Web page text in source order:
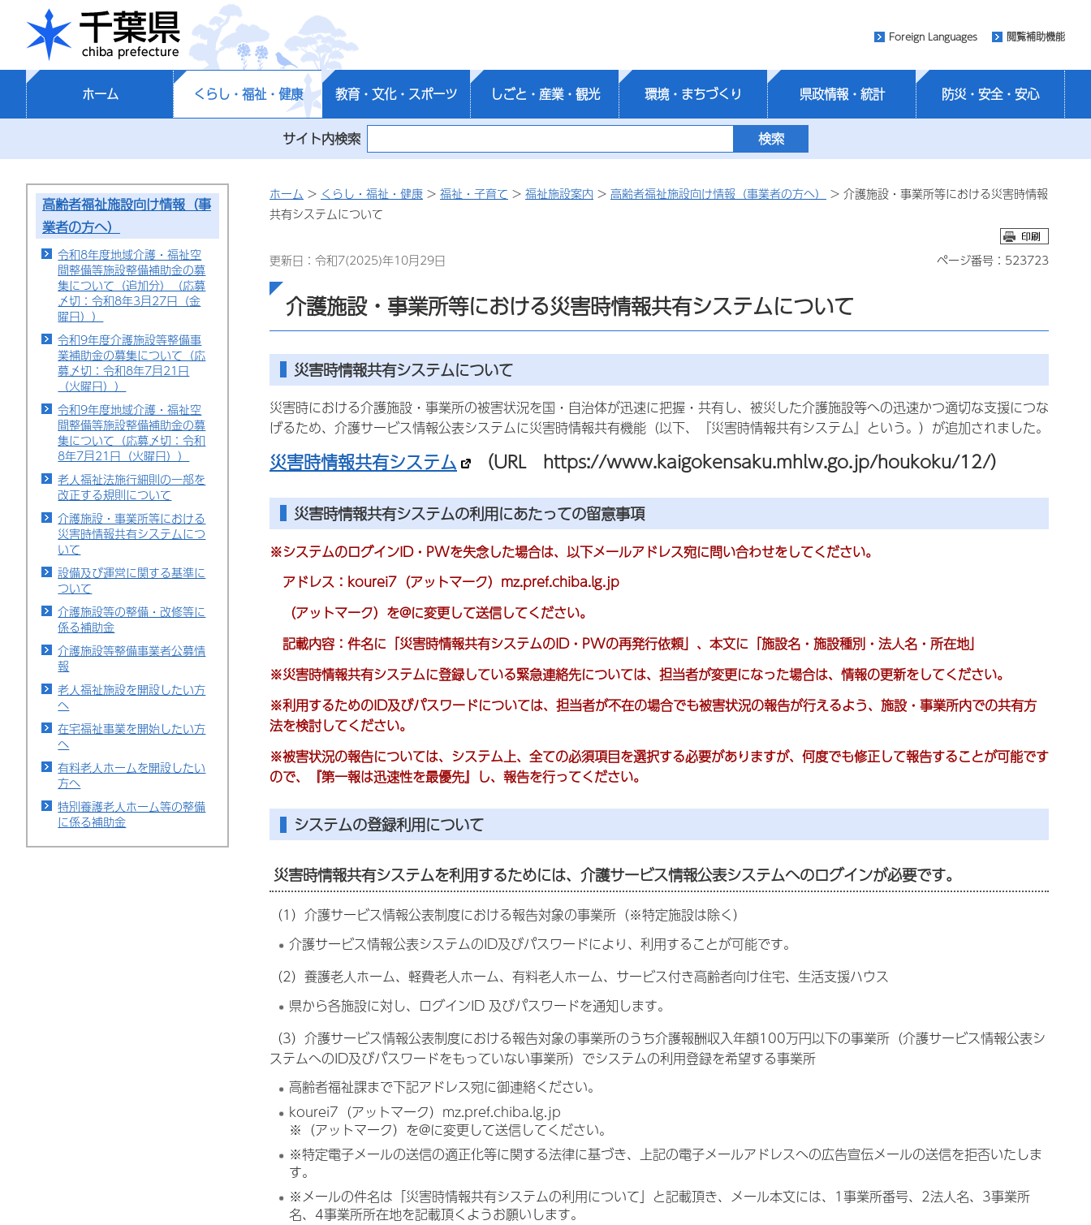
千葉県
Foreign Languages 閲覧補助機能
ホーム くらし・福祉・健康 教育・文化・スポーツ しごと・産業・観光 環境・まちづくり 県政情報・統計 防災・安全・安心
サイト内検索
高齢者福祉施設向け情報（事
業者の方へ）
令和8年度地域介護・福祉空
間整備等施設整備補助金の募
集について（追加分）（応募
〆切：令和8年3月27日（金
曜日））
令和9年度介護施設等整備事
業補助金の募集について（応
募〆切：令和8年7月21日
（火曜日））
令和9年度地域介護・福祉空
間整備等施設整備補助金の募
集について（応募〆切：令和
8年7月21日（火曜日））
老人福祉法施行細則の一部を
改正する規則について
介護施設・事業所等における
災害時情報共有システムにつ
いて
設備及び運営に関する基準に
ついて
介護施設等の整備・改修等に
係る補助金
介護施設等整備事業者公募情
報
老人福祉施設を開設したい方
へ
在宅福祉事業を開始したい方
へ
有料老人ホームを開設したい
方へ
特別養護老人ホーム等の整備
に係る補助金
ホーム > くらし・福祉・健康 > 福祉・子育て > 福祉施設案内 > 高齢者福祉施設向け情報（事業者の方へ）
> 介護施設・事業所等における災害時情報
共有システムについて
更新日：令和7(2025)年10月29日 ページ番号：523723
介護施設・事業所等における災害時情報共有システムについて
災害時情報共有システムについて
災害時における介護施設・事業所の被害状況を国・自治体が迅速に把握・共有し、被災した介護施設等への迅速かつ適切な支援につな
げるため、介護サービス情報公表システムに災害時情報共有機能（以下、『災害時情報共有システム』という。）が追加されました。
災害時情報共有システム （URL https://www.kaigokensaku.mhlw.go.jp/houkoku/12/）
災害時情報共有システムの利用にあたっての留意事項
※システムのログインID・PWを失念した場合は、以下メールアドレス宛に問い合わせをしてください。
アドレス：kourei7（アットマーク）mz.pref.chiba.lg.jp
（アットマーク）を@に変更して送信してください。
記載内容：件名に「災害時情報共有システムのID・PWの再発行依頼」、本文に「施設名・施設種別・法人名・所在地」
※災害時情報共有システムに登録している緊急連絡先については、担当者が変更になった場合は、情報の更新をしてください。
※利用するためのID及びパスワードについては、担当者が不在の場合でも被害状況の報告が行えるよう、施設・事業所内での共有方
法を検討してください。
※被害状況の報告については、システム上、全ての必須項目を選択する必要がありますが、何度でも修正して報告することが可能です
ので、『第一報は迅速性を最優先』し、報告を行ってください。
システムの登録利用について
災害時情報共有システムを利用するためには、介護サービス情報公表システムへのログインが必要です。
（1）介護サービス情報公表制度における報告対象の事業所（※特定施設は除く）
介護サービス情報公表システムのID及びパスワードにより、利用することが可能です。
（2）養護老人ホーム、軽費老人ホーム、有料老人ホーム、サービス付き高齢者向け住宅、生活支援ハウス
県から各施設に対し、ログインID 及びパスワードを通知します。
（3）介護サービス情報公表制度における報告対象の事業所のうち介護報酬収入年額100万円以下の事業所（介護サービス情報公表シ
ステムへのID及びパスワードをもっていない事業所）でシステムの利用登録を希望する事業所
高齢者福祉課まで下記アドレス宛に御連絡ください。
kourei7（アットマーク）mz.pref.chiba.lg.jp
※（アットマーク）を@に変更して送信してください。
※特定電子メールの送信の適正化等に関する法律に基づき、上記の電子メールアドレスへの広告宣伝メールの送信を拒否いたしま
す。
※メールの件名は「災害時情報共有システムの利用について」と記載頂き、メール本文には、1事業所番号、2法人名、3事業所
名、4事業所所在地を記載頂くようお願いします。